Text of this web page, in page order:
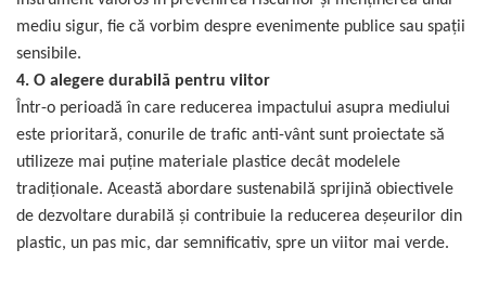
mediu sigur, fie că vorbim despre evenimente publice sau spații
sensibile.
4. O alegere durabilă pentru viitor
Într-o perioadă în care reducerea impactului asupra mediului
este prioritară, conurile de trafic anti-vânt sunt proiectate să
utilizeze mai puține materiale plastice decât modelele
tradiționale. Această abordare sustenabilă sprijină obiectivele
de dezvoltare durabilă și contribuie la reducerea deșeurilor din
plastic, un pas mic, dar semnificativ, spre un viitor mai verde.